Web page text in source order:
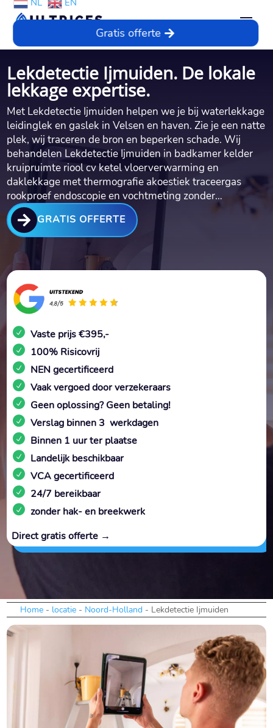
NL EN
Gratis offerte
Lekdetectie Ijmuiden. De lokale
lekkage expertise.
Met Lekdetectie Ijmuiden helpen we je bij waterlekkage
leidinglek en gaslek in Velsen en haven.​ Zie je een natte
plek, wij traceren de bron en beperken schade.​ Wij
behandelen Lekdetectie Ijmuiden in badkamer kelder
kruipruimte riool cv ketel vloerverwarming en
daklekkage met thermografie akoestiek traceergas
rookproef endoscopie en vochtmeting zonder…
 GRATIS OFFERTE
Vaste prijs €395,-
100% Risicovrij
NEN gecertificeerd
Vaak vergoed door verzekeraars
Geen oplossing? Geen betaling!
Verslag binnen 3 werkdagen
Binnen 1 uur ter plaatse
Landelijk beschikbaar
VCA gecertificeerd
24/7 bereikbaar
zonder hak- en breekwerk
Direct gratis offerte →
Home - locatie - Noord-Holland - Lekdetectie Ijmuiden